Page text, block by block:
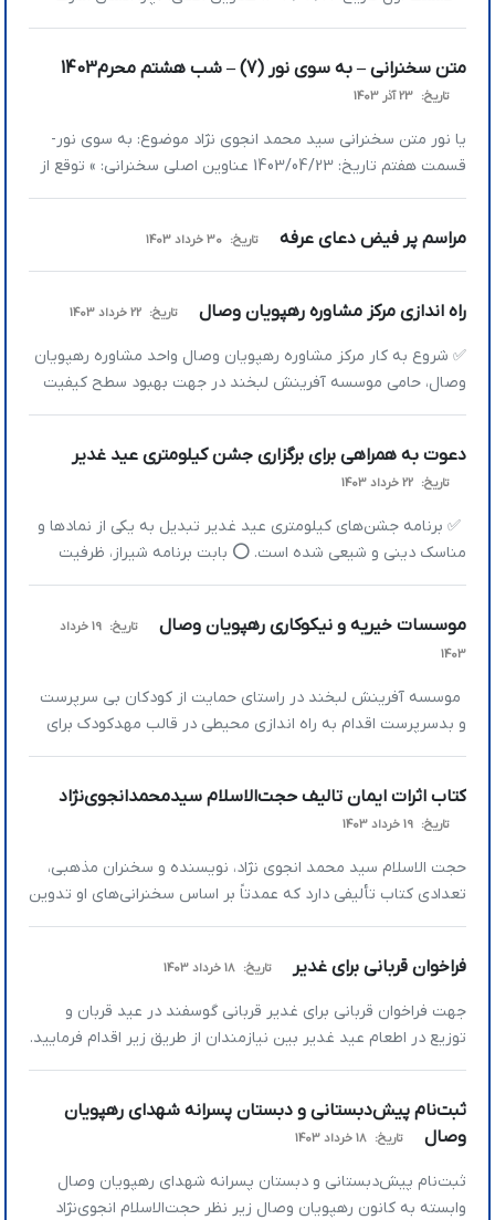
مخلوقات است؟ »شرایط زندگی انسان در آخرالزمان »خدا داده‌هایش
عبرت‌بین راه نجات در آخرالزمان است »بیشترین دردی که ما در
زندگی می‌کشیم […]
متن سخنرانی – به سوی نور (7) – شب هشتم محرم1403
تاریخ: 23 آذر 1403
یا نور متن سخنرانی سید محمد انجوی نژاد موضوع: به سوی نور-
قسمت هفتم تاریخ: 1403/04/23 عناوین اصلی سخنرانی: » توقع از
خودتان را به اندازه شأن، آفرینش و توانایی خود تنظیم کنید »
باید وحدت قلوب باشد، نه وحدت منافع » حسد و […]
مراسم پر فیض دعای عرفه تاریخ: 30 خرداد 1403
راه اندازی مرکز مشاوره رهپویان وصال تاریخ: 22 خرداد 1403
✅ شروع به کار مرکز مشاوره رهپویان وصال واحد مشاوره رهپویان
وصال، حامی موسسه آفرینش لبخند در جهت بهبود سطح کیفیت
زندگی مخاطبان خود آماده ارائه خدمات است. 👥 مشاوره‌های فردی
کودک و نوجوان 🔸 تحصیلی 📱 شماره تماس: 09030338192 📱
عضویت […]
دعوت به همراهی برای برگزاری جشن کیلومتری عید غدیر
تاریخ: 22 خرداد 1403
✅ برنامه جشن‌های کیلومتری عید غدیر تبدیل به یکی از نمادها و
مناسک دینی و شیعی شده است. ⭕️ بابت برنامه شیراز، ظرفیت
جدیدی برای حضور و ارائه خدمات مواکب مردمی و خانوادگی باز
حسین (ع) تا فلکه گاز. […]
موسسات خیریه و نیکوکاری رهپویان وصال تاریخ:
19 خرداد
1403
موسسه آفرینش لبخند در راستای حمایت از کودکان بی سرپرست
و بدسرپرست اقدام به راه اندازی محیطی در قالب مهدکودک برای
کودکان 4 تا 6 سال کرده است. که روزانه 30 نفر از کودکان خدماتی
دریافت می نمایند. که […]
کتاب اثرات ایمان تالیف حجت‌الاسلام سیدمحمدانجوی‌نژاد
تاریخ: 19 خرداد 1403
حجت الاسلام سید محمد انجوی نژاد، نویسنده و سخنران مذهبی،
تعدادی کتاب تألیفی دارد که عمدتاً بر اساس سخنرانی‌های او تدوین
شده‌اند. یکی از این کتاب‌ها، کتاب اثرات ایمان است: اثرات ایمان :
تفسیر مفهوم ایمان و تأثیرات آن بر زندگی انسان […]
فراخوان قربانی برای غدیر تاریخ: 18 خرداد 1403
جهت فراخوان قربانی برای غدیر قربانی گوسفند در عید قربان و
توزیع در اطعام عید غدیر بین نیازمندان از طریق زیر اقدام فرمایید.
ثبت‌نام پیش‌دبستانی و دبستان پسرانه شهدای رهپویان
وصال
تاریخ: 18 خرداد 1403
ثبت‌نام پیش‌دبستانی و دبستان پسرانه شهدای رهپویان وصال
وابسته به کانون رهپویان وصال زیر نظر حجت‌الاسلام انجوی‌نژاد